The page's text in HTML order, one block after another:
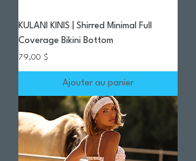
KULANI KINIS | Shirred Minimal Full
Coverage Bikini Bottom
Prix
79,00 $
Ajouter au panier